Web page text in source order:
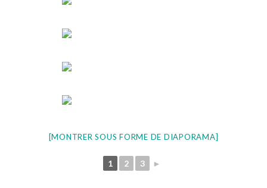
[MONTRER SOUS FORME DE DIAPORAMA]
1 2 3 ►